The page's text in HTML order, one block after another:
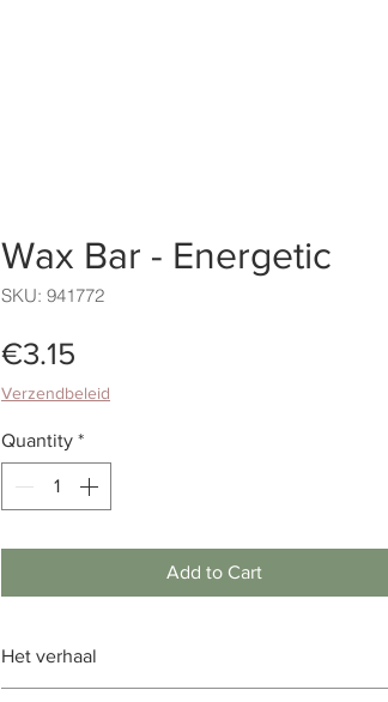
Wax Bar - Energetic
SKU: 941772
€3.15
Verzendbeleid
Quantity *
Add to Cart
Het verhaal